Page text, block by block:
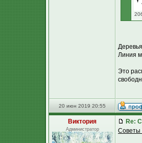
Линия
Это
20 июн 2019 20:55
Виктория
Администратор
Re:
Советы